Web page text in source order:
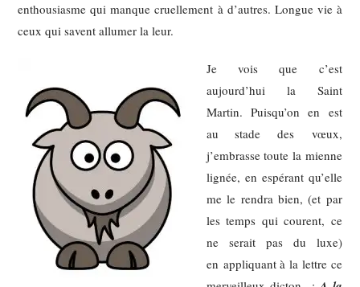
enthousiasme qui manque cruellement à d’autres. Longue vie à
ceux qui savent allumer la leur.
Je vois que c’est
aujourd’hui la Saint
Martin. Puisqu’on en est
au stade des vœux,
j’embrasse toute la mienne
lignée, en espérant qu’elle
me le rendra bien, (et par
les temps qui courent, ce
ne serait pas du luxe)
en appliquant à la lettre ce